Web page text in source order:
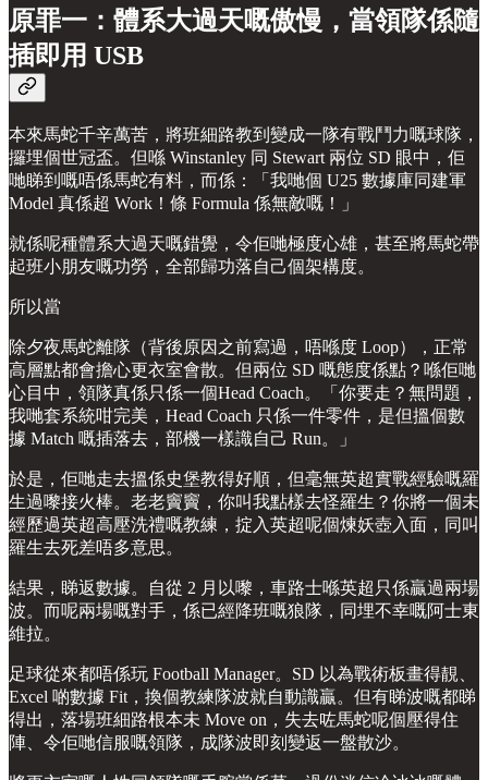
原罪一：體系大過天嘅傲慢，當領隊係隨
插即用 USB
本來馬蛇千辛萬苦，將班細路教到變成一隊有戰鬥力嘅球隊，
攞埋個世冠盃。但喺 Winstanley 同 Stewart 兩位 SD 眼中，佢
哋睇到嘅唔係馬蛇有料，而係：「我哋個 U25 數據庫同建軍
Model 真係超 Work！條 Formula 係無敵嘅！」
就係呢種體系大過天嘅錯覺，令佢哋極度心雄，甚至將馬蛇帶
起班小朋友嘅功勞，全部歸功落自己個架構度。
所以當
除夕夜馬蛇離隊（背後原因之前寫過，唔喺度 Loop），正常
高層點都會擔心更衣室會散。但兩位 SD 嘅態度係點？喺佢哋
心目中，領隊真係只係一個Head Coach。「你要走？無問題，
我哋套系統咁完美，Head Coach 只係一件零件，是但搵個數
據 Match 嘅插落去，部機一樣識自己 Run。」
於是，佢哋走去搵係史堡教得好順，但毫無英超實戰經驗嘅羅
生過嚟接火棒。老老竇竇，你叫我點樣去怪羅生？你將一個未
經歷過英超高壓洗禮嘅教練，掟入英超呢個煉妖壺入面，同叫
羅生去死差唔多意思。
結果，睇返數據。自從 2 月以嚟，車路士喺英超只係贏過兩場
波。而呢兩場嘅對手，係已經降班嘅狼隊，同埋不幸嘅阿士東
維拉。
足球從來都唔係玩 Football Manager。SD 以為戰術板畫得靚、
Excel 啲數據 Fit，換個教練隊波就自動識贏。但有睇波嘅都睇
得出，落場班細路根本未 Move on，失去咗馬蛇呢個壓得住
陣、令佢哋信服嘅領隊，成隊波即刻變返一盤散沙。